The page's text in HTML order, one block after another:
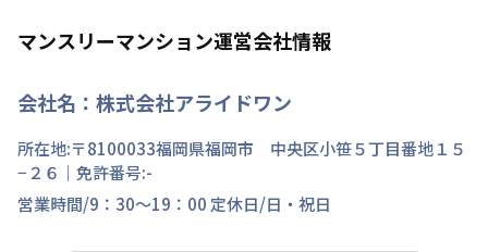
マンスリーマンション運営会社情報
会社名： 株式会社アライドワン
所在地:〒8100033福岡県福岡市 中央区小笹５丁目番地１５
−２６ ｜免許番号:-
営業時間/9：30～19：00 定休日/日・祝日